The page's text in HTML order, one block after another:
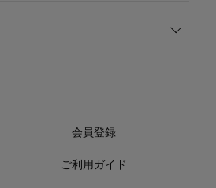
会員登録
ご利用ガイド